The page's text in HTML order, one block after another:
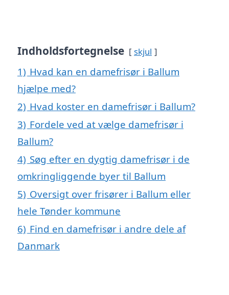
Indholdsfortegnelse skjul
1) Hvad kan en damefrisør i Ballum
hjælpe med?
2) Hvad koster en damefrisør i Ballum?
3) Fordele ved at vælge damefrisør i
Ballum?
4) Søg efter en dygtig damefrisør i de
omkringliggende byer til Ballum
5) Oversigt over frisører i Ballum eller
hele Tønder kommune
6) Find en damefrisør i andre dele af
Danmark